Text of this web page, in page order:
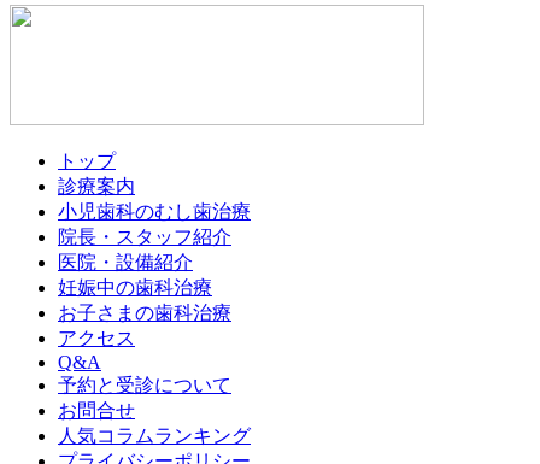
トップ
診療案内
小児歯科のむし歯治療
院長・スタッフ紹介
医院・設備紹介
妊娠中の歯科治療
お子さまの歯科治療
アクセス
Q&A
予約と受診について
お問合せ
人気コラムランキング